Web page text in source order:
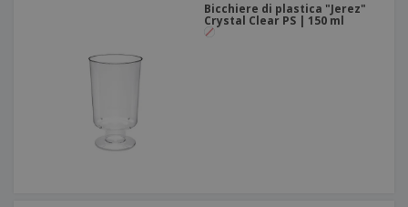
Bicchiere di plastica "Jerez"
Crystal Clear PS | 150 ml